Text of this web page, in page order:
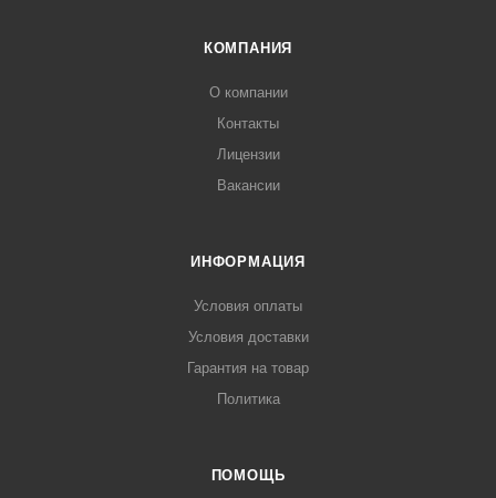
КОМПАНИЯ
О компании
Контакты
Лицензии
Вакансии
ИНФОРМАЦИЯ
Условия оплаты
Условия доставки
Гарантия на товар
Политика
ПОМОЩЬ